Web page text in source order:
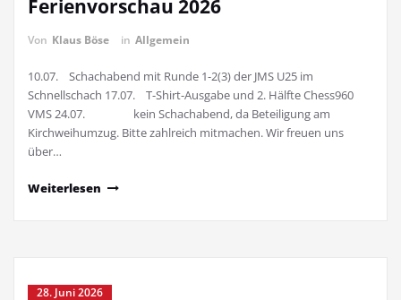
Ferienvorschau 2026
Von Klaus Böse in Allgemein
10.07. Schachabend mit Runde 1-2(3) der JMS U25 im
Schnellschach 17.07. T-Shirt-Ausgabe und 2. Hälfte Chess960
VMS 24.07. kein Schachabend, da Beteiligung am
Kirchweihumzug. Bitte zahlreich mitmachen. Wir freuen uns
über…
Weiterlesen
28. Juni 2026